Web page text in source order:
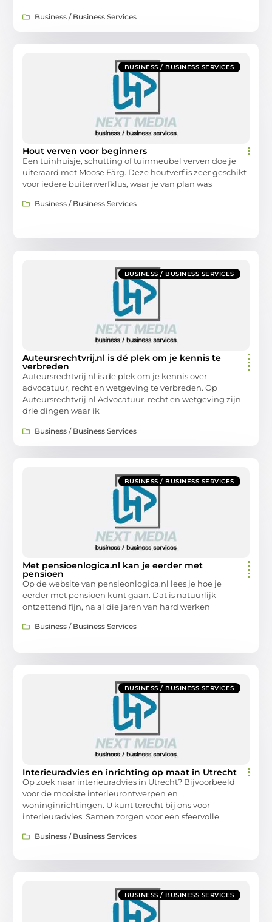
Business / Business Services
BUSINESS / BUSINESS SERVICES
Hout verven voor beginners
Een tuinhuisje, schutting of tuinmeubel verven doe je
uiteraard met Moose Färg. Deze houtverf is zeer geschikt
voor iedere buitenverfklus, waar je van plan was
Business / Business Services
BUSINESS / BUSINESS SERVICES
Auteursrechtvrij.nl is dé plek om je kennis te
verbreden
Auteursrechtvrij.nl is de plek om je kennis over
advocatuur, recht en wetgeving te verbreden. Op
Auteursrechtvrij.nl Advocatuur, recht en wetgeving zijn
drie dingen waar ik
Business / Business Services
BUSINESS / BUSINESS SERVICES
Met pensioenlogica.nl kan je eerder met
pensioen
Op de website van pensieonlogica.nl lees je hoe je
eerder met pensioen kunt gaan. Dat is natuurlijk
ontzettend fijn, na al die jaren van hard werken
Business / Business Services
BUSINESS / BUSINESS SERVICES
Interieuradvies en inrichting op maat in Utrecht
Op zoek naar interieuradvies in Utrecht? Bijvoorbeeld
voor de mooiste interieurontwerpen en
woninginrichtingen. U kunt terecht bij ons voor
interieuradvies. Samen zorgen voor een sfeervolle
Business / Business Services
BUSINESS / BUSINESS SERVICES